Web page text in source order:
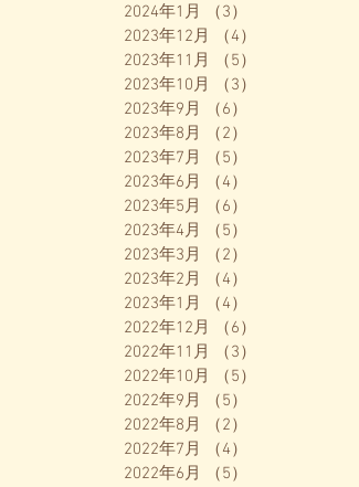
2024年1月
（3）
2023年12月
（4）
2023年11月
（5）
2023年10月
（3）
2023年9月
（6）
2023年8月
（2）
2023年7月
（5）
2023年6月
（4）
2023年5月
（6）
2023年4月
（5）
2023年3月
（2）
2023年2月
（4）
2023年1月
（4）
2022年12月
（6）
2022年11月
（3）
2022年10月
（5）
2022年9月
（5）
2022年8月
（2）
2022年7月
（4）
2022年6月
（5）